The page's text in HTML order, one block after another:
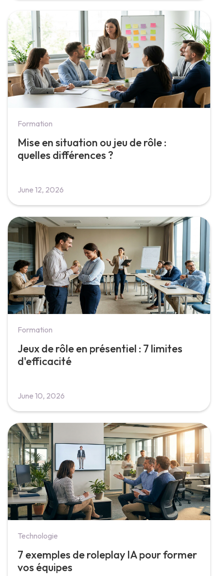
Formation
Mise en situation ou jeu de rôle :
quelles différences ?
June 12, 2026
Formation
Jeux de rôle en présentiel : 7 limites
d'efficacité
June 10, 2026
Technologie
7 exemples de roleplay IA pour former
vos équipes